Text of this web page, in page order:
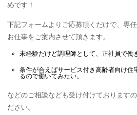
めです！
下記フォームよりご応募頂くだけで、専
お仕事をご案内させて頂きます。
未経験だけど調理師として、 正社員で働
条件が合えばサービス付き高齢者向け住
るので働いてみたい。
などのご相談なども受け付けております
ださい。